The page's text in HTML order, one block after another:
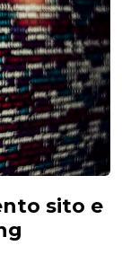
sito e